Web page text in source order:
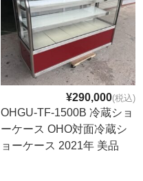
¥290,000(税込)
OHGU-TF-1500B 冷蔵ショ
ーケース OHO対面冷蔵シ
ョーケース 2021年 美品